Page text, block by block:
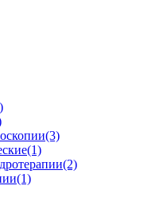
(3)
(1)
(2)
(1)